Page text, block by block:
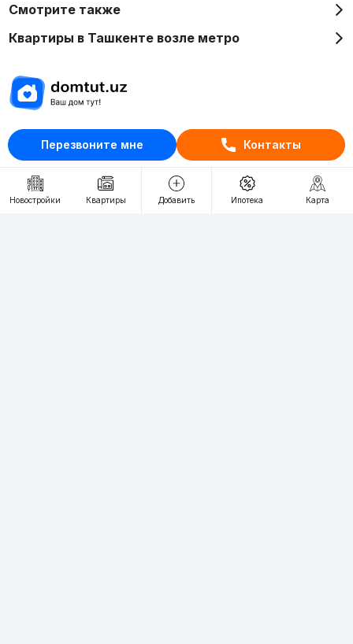
Перезвоните мне Контакты
Новостройки Квартиры Добавить Ипотека Карта
Смотрите также
Квартиры в Ташкенте возле метро
Отдел рекламы
+998 (78) 113-20-86
+998 (93) 390-30-10
Пн-Пт. С 9:30 до 18:00